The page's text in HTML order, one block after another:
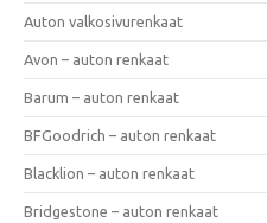
Auton valkosivurenkaat
Avon – auton renkaat
Barum – auton renkaat
BFGoodrich – auton renkaat
Blacklion – auton renkaat
Bridgestone – auton renkaat